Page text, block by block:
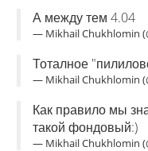
А между тем 4.04
— Mikhail Chukhlomin
Тоталное
— Mikhail Chukhlomin
Как правило мы
такой фондовый:)
— Mikhail Chukhlomin